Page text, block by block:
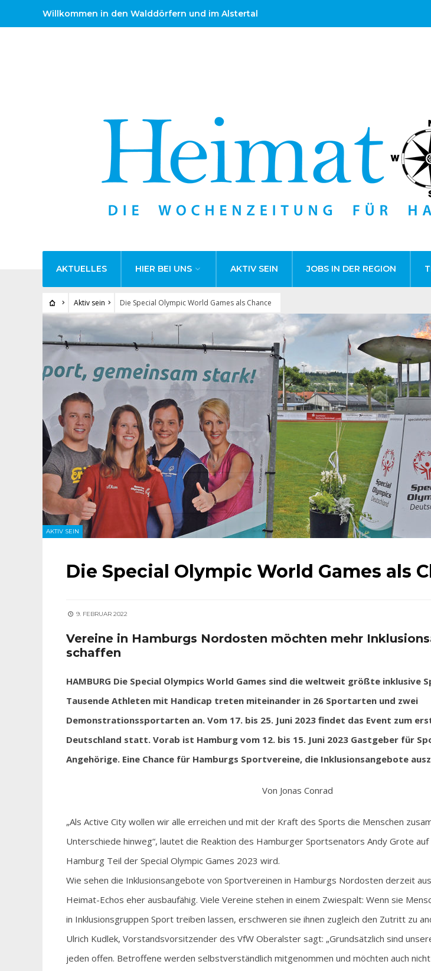
Willkommen in den Walddörfern und im Alstertal
AKTUELLES HIER BEI UNS AKTIV SEIN JOBS IN DER REGION
Aktiv sein Die Special Olympic World Games als Chance
AKTIV SEIN
Die Special Olympic World Games als
9. FEBRUAR 2022
Vereine in Hamburgs Nordosten möchten mehr
schaffen
HAMBURG Die Special Olympics World Games sind die weltweit größte inklusive
Tausende Athleten mit Handicap treten miteinander in 26 Sportarten und zwei
Demonstrationssportarten an. Vom 17. bis 25. Juni 2023 findet das Event zum
Deutschland statt. Vorab ist Hamburg vom 12. bis 15. Juni 2023 Gastgeber für
Angehörige. Eine Chance für Hamburgs Sportvereine, die Inklusionsangebote
Von Jonas Conrad
„Als Active City wollen wir alle erreichen und mit der Kraft des Sports die Menschen
Unterschiede hinweg“, lautet die Reaktion des Hamburger Sportsenators Andy Grote auf
Hamburg Teil der Special Olympic Games 2023 wird.
Wie sehen die Inklusionsangebote von Sportvereinen in Hamburgs Nordosten derzeit
Heimat-Echos eher ausbaufähig. Viele Vereine stehen in einem Zwiespalt: Wenn sie
in Inklusionsgruppen Sport treiben lassen, erschweren sie ihnen zugleich den Zutritt zu
Ulrich Kudlek, Vorstandsvorsitzender des VfW Oberalster sagt: „Grundsätzlich sind
jeden offen. Betroffene werden selbstverständlich mitgenommen und möchten auch